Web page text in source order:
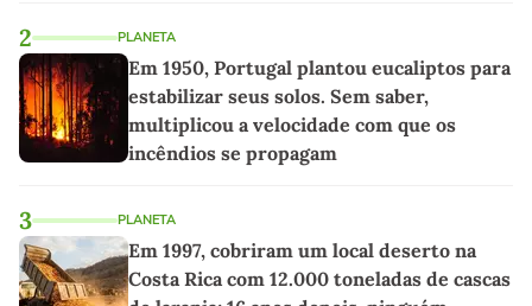
2 PLANETA
Em 1950, Portugal plantou eucaliptos para
estabilizar seus solos. Sem saber,
multiplicou a velocidade com que os
incêndios se propagam
3 PLANETA
Em 1997, cobriram um local deserto na
Costa Rica com 12.000 toneladas de cascas